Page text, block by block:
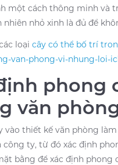
một cách thông minh và
nhiên nhỏ xinh là đủ để
loại cây có thể bố trí
van-phong-vi-nhung-loi-
phong
văn
vào thiết kế văn phòng
công ty, từ đó xác định
bằng để xác định